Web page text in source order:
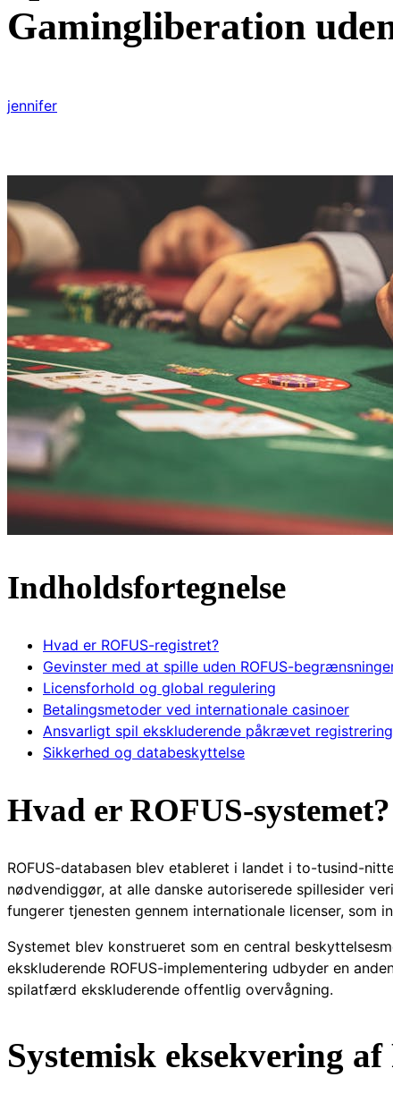
Gamingliberation
jennifer
Indholdsfortegnelse
Hvad er ROFUS-registret?
Gevinster med at spille uden ROFUS-
Licensforhold og global regulering
Betalingsmetoder ved internationale casinoer
Ansvarligt spil ekskluderende påkrævet registrering
Sikkerhed og databeskyttelse
Hvad er ROFUS-systemet?
ROFUS-databasen blev etableret i landet i to-tusind-
nødvendiggør, at alle danske autoriserede spillesider
fungerer tjenesten gennem internationale licenser, som
Systemet blev konstrueret som en central
ekskluderende ROFUS-implementering udbyder en
spilatfærd ekskluderende offentlig overvågning.
Systemisk eksekvering af